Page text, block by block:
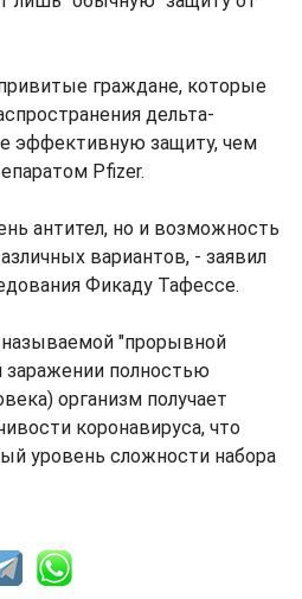
граждане, которые
дельта-
эффективную защиту, чем
Pfizer.
антител, но и возможность
вариантов, - заявил
Фикаду Тафессе.
"прорывной
заражении полностью
организм получает
коронавируса, что
уровень сложности набора